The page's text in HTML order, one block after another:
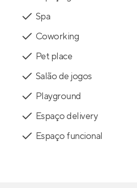
Spa
Coworking
Pet place
Salão de jogos
Playground
Espaço delivery
Espaço funcional